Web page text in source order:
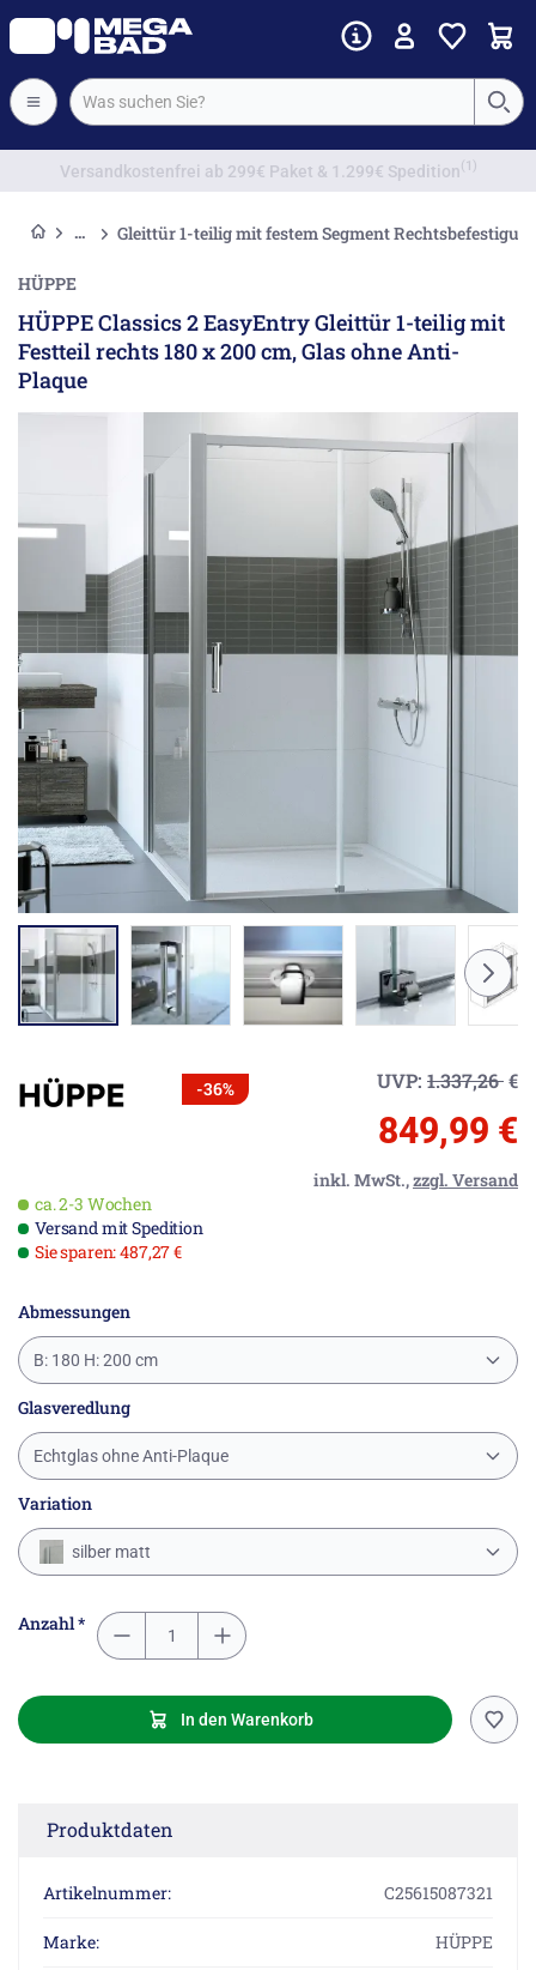
Vorkassenrabatt
Gleittür 1-teilig mit festem Segment
HÜPPE
HÜPPE Classics 2 EasyEntry Gleittür 1-teilig mit
Festteil rechts 180 x 200 cm, Glas ohne Anti-
Plaque
-36% UVP: 1.337,26€
849,99 €
inkl. MwSt.,zzgl. Versand
ca. 2-3 Wochen
Versand mit Spedition
Sie sparen: 487,27 €
Abmessungen
B: 180 H: 200 cm
Glasveredlung
Echtglas ohne Anti-Plaque
Variation
silber matt
Anzahl *
In den Warenkorb
Produktdaten
Artikelnummer: C25615087321
Marke: HÜPPE